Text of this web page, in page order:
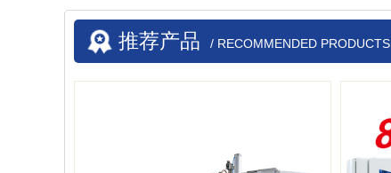
推荐产品 / RECOMMENDED PRODUCTS